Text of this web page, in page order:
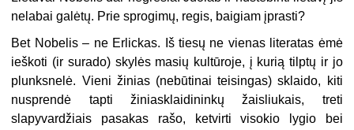
nelabai galėtų. Prie sprogimų, regis, baigiam įprasti?
Bet Nobelis – ne Erlickas. Iš tiesų ne vienas literatas ėmė
ieškoti (ir surado) skylės masių kultūroje, į kurią tilptų ir jo
plunksnelė. Vieni žinias (nebūtinai teisingas) sklaido, kiti
nusprendė tapti žiniasklaidininkų žaisliukais, treti
slapyvardžiais pasakas rašo, ketvirti visokio lygio bei